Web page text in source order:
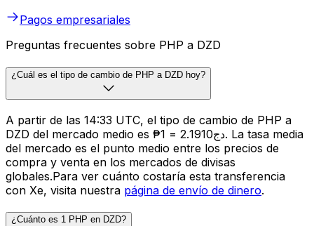
Pagos empresariales
Preguntas frecuentes sobre PHP a DZD
¿Cuál es el tipo de cambio de PHP a DZD hoy?
A partir de las 14:33 UTC, el tipo de cambio de PHP a
DZD del mercado medio es ₱1 = دج2.1910. La tasa media
del mercado es el punto medio entre los precios de
compra y venta en los mercados de divisas
globales.Para ver cuánto costaría esta transferencia
con Xe, visita nuestra página de envío de dinero.
¿Cuánto es 1 PHP en DZD?